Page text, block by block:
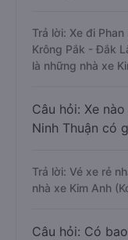
Trả lời: Xe đi
Krông Pắk - Đắk
là những nhà xe
Câu hỏi: Xe
Ninh Thuận có
Trả lời: Vé xe rẻ
nhà xe Kim Anh
Câu hỏi: Có